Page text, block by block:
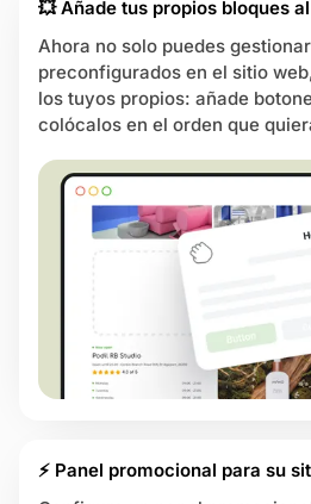
💥 Añade tus propios bloques
Ahora no solo puedes
preconfigurados en el sitio
los tuyos propios: añade
colócalos en el orden que
⚡ Panel promocional para su